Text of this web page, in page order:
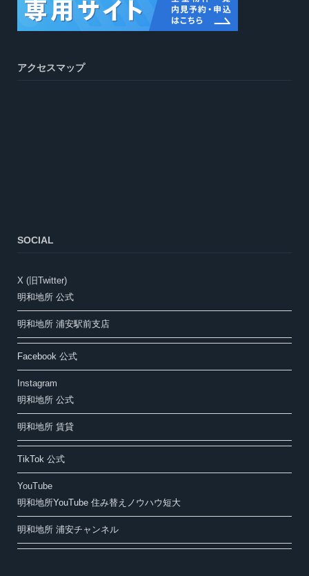
アクセスマップ
SOCIAL
X (旧Twitter)
明和地所 公式
明和地所 浦安駅前支店
Facebook 公式
Instagram
明和地所 公式
明和地所 賃貸
TikTok 公式
YouTube
明和地所YouTube 住み替えノウハウ短大
明和地所 浦安チャンネル